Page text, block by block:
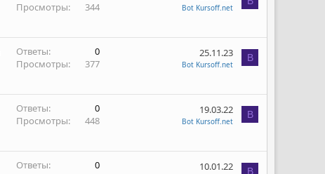
Просмотры
344 Bot Kursoff.net
Ответы
0
Просмотры
377
25.11.23
Bot Kursoff.net
B
Ответы
0
Просмотры
448
19.03.22
Bot Kursoff.net
B
Ответы
0
10.01.22 B